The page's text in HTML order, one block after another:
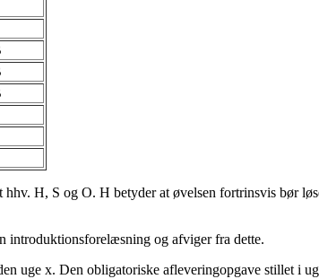
H, S og O. H betyder at øvelsen fortrinsvis bør
introduktionsforelæsning og afviger fra dette.
uge x. Den obligatoriske afleveringopgave stillet i